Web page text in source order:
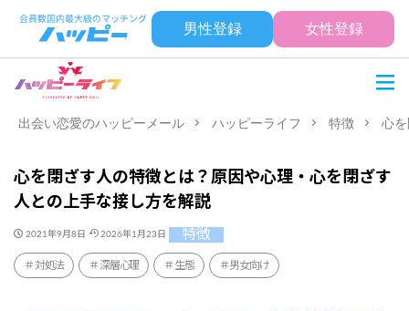
男性登録 女性登録
出会い恋愛のハッピーメール ハッピーライフ 特徴 心
心を閉ざす人の特徴とは？原因や心理・心を閉ざす
人との上手な接し方を解説
2021年9月8日 2026年1月23日 特徴
対処法 深層心理 生態 男女向け